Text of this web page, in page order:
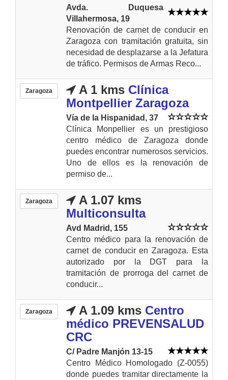
Avda. Duquesa
Villahermosa, 19
Renovación de carnet de conducir en
Zaragoza con tramitación gratuita, sin
necesidad de desplazarse a la Jefatura
de tráfico. Permisos de Armas Reco...
Zaragoza A 1 kms Clínica
Montpellier Zaragoza
Vía de la Hispanidad, 37
Clínica Monpellier es un prestigioso
centro médico de Zaragoza donde
puedes encontrar numerosos servicios.
Uno de ellos es la renovación de
permiso de...
Zaragoza
A 1.07 kms
Multiconsulta
Avd Madrid, 155
Centro médico para la renovación de
carnet de conducir en Zaragoza. Esta
autorizado por la DGT para la
tramitación de prorroga del carnet de
conducir...
Zaragoza A 1.09 kms Centro
médico PREVENSALUD
CRC
C/ Padre Manjón 13-15
Centro Médico Homologado (Z-0055)
donde puedes tramitar directamente la